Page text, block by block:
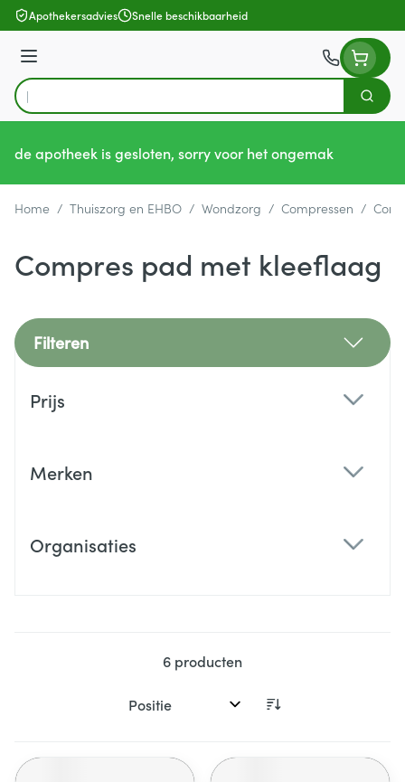
Ga naar de inhoud
Apothekersadvies Snelle beschikbaarheid
Menu
Product, merk, categorie...
Zoek
de apotheek is gesloten, sorry voor het ongemak
Home / Thuiszorg en EHBO / Wondzorg / Compressen /
Compres pad met kleeflaag
Filteren
Prijs
Merken
Organisaties
6 producten
Sorteer op: